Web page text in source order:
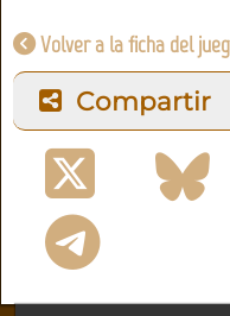
Volver a la ficha del
Compartir